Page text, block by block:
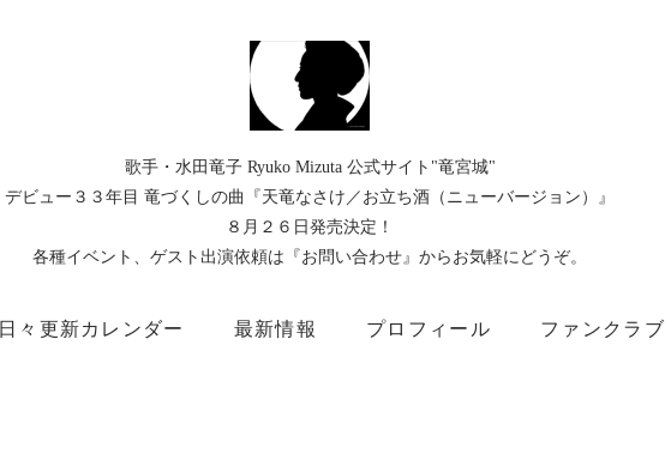
歌手・水田竜子 Ryuko Mizuta 公式サイト"竜宮城"
デビュー３３年目 竜づくしの曲『天竜なさけ／お立ち酒（ニューバージョン）』
８月２６日発売決定！
各種イベント、ゲスト出演依頼は『お問い合わせ』からお気軽にどうぞ。
日々更新カレンダー 最新情報 プロフィール ファンクラブ